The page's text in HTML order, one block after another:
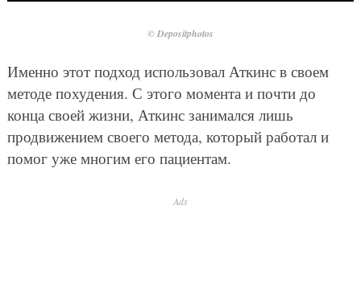
© Depositphotos
Именно этот подход использовал Аткинс в своем
методе похудения. С этого момента и почти до
конца своей жизни, Аткинс занимался лишь
продвижением своего метода, который работал и
помог уже многим его пациентам.
Ads